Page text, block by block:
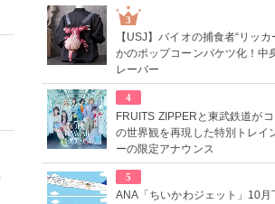
3
【USJ】バイオの捕食者“リッカ
かのポップコーンバケツ化！中
レーバー
4
FRUITS ZIPPERと東武鉄道が
の世界観を再現した特別トレイ
ーの限定アナウンス
5
ANA「ちいかわジェット」10月